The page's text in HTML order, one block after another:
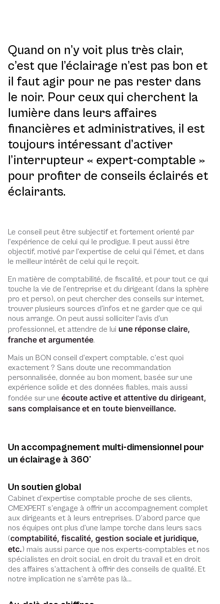
Quand on n’y voit plus très clair,
c’est que l’éclairage n’est pas bon et
il faut agir pour ne pas rester dans
le noir. Pour ceux qui cherchent la
lumière dans leurs affaires
financières et administratives, il est
toujours intéressant d’activer
l’interrupteur « expert-comptable »
pour profiter de conseils éclairés et
éclairants.
Le conseil peut être subjectif et fortement orienté par
l’expérience de celui qui le prodigue. Il peut aussi être
objectif, motivé par l’expertise de celui qui l’émet, et dans
le meilleur intérêt de celui qui le reçoit.
En matière de comptabilité, de fiscalité, et pour tout ce qui
touche la vie de l’entreprise et du dirigeant (dans la sphère
pro et perso), on peut chercher des conseils sur internet,
trouver plusieurs sources d’infos et ne garder que ce qui
nous arrange. On peut aussi solliciter l’avis d’un
professionnel, et attendre de lui une réponse claire,
franche et argumentée.
Mais un BON conseil d’expert comptable, c’est quoi
exactement ? Sans doute une recommandation
personnalisée, donnée au bon moment, basée sur une
expérience solide et des données fiables, mais aussi
fondée sur une écoute active et attentive du dirigeant,
sans complaisance et en toute bienveillance.
Un accompagnement multi-dimensionnel pour
un éclairage à 360°
Un soutien global
Cabinet d’expertise comptable proche de ses clients,
CMEXPERT s’engage à offrir un accompagnement complet
aux dirigeants et à leurs entreprises. D’abord parce que
nos équipes ont plus d’une lampe torche dans leurs sacs
(comptabilité, fiscalité, gestion sociale et juridique,
etc.) mais aussi parce que nos experts-comptables et nos
spécialistes en droit social, en droit du travail et en droit
des affaires s’attachent à offrir des conseils de qualité. Et
notre implication ne s’arrête pas là…